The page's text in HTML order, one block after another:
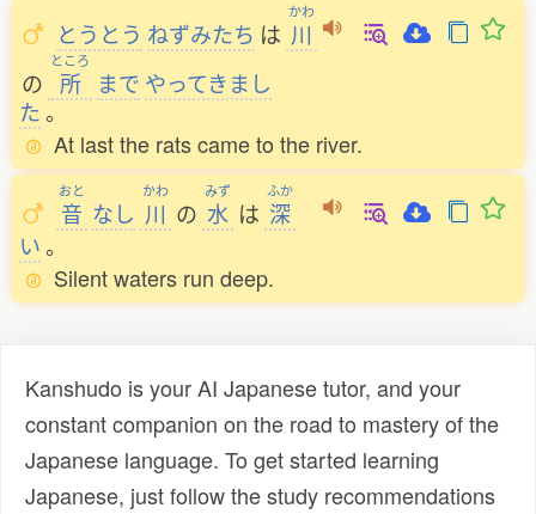
とうとう ねずみたち は
かわ
川
の
ところ
所 まで やってきまし
た。
At last the rats came to the river.
おと
音 なし
かわ
川 の
みず
水 は
ふか
深
い。
Silent waters run deep.
Kanshudo is your AI Japanese tutor, and your
constant companion on the road to mastery of the
Japanese language. To get started learning
Japanese, just follow the study recommendations